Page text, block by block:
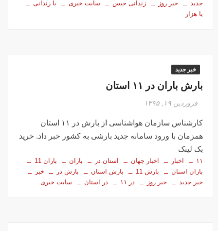
جدید
خبر روز زندانی حبس سایت خبری
یا زندانی
یا هزار
خبر جدید
بارش باران در ۱۱ استان
فروردین ۱۹, ۱۳۹۵
کارشناس سازمان هواشناسی از بارش در ۱۱ استان
همزمان با ورود سامانه جدید بارشی به کشور خبر داد. خرید
بک لینک
۱۱ اخبار اخبار جهان استان در باران
باران 11
باران استان
بارش 11 بارش استان بارش در
خبر
خبر جدید
خبر روز در ۱۱ در استان سایت خبری